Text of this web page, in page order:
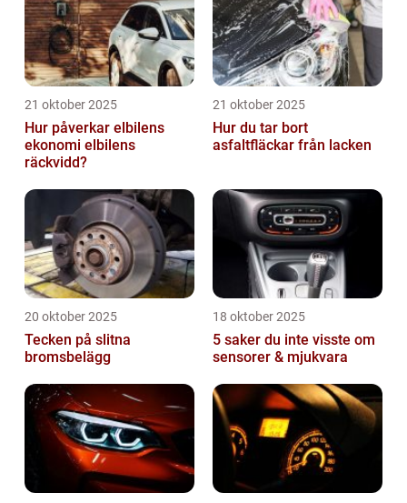
21 oktober 2025
Hur påverkar elbilens
ekonomi elbilens
räckvidd?
21 oktober 2025
Hur du tar bort
asfaltfläckar från lacken
20 oktober 2025
Tecken på slitna
bromsbelägg
18 oktober 2025
5 saker du inte visste om
sensorer & mjukvara